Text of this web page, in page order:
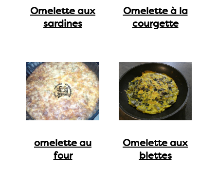
Omelette aux
sardines
Omelette à la
courgette
omelette au
four
Omelette aux
blettes